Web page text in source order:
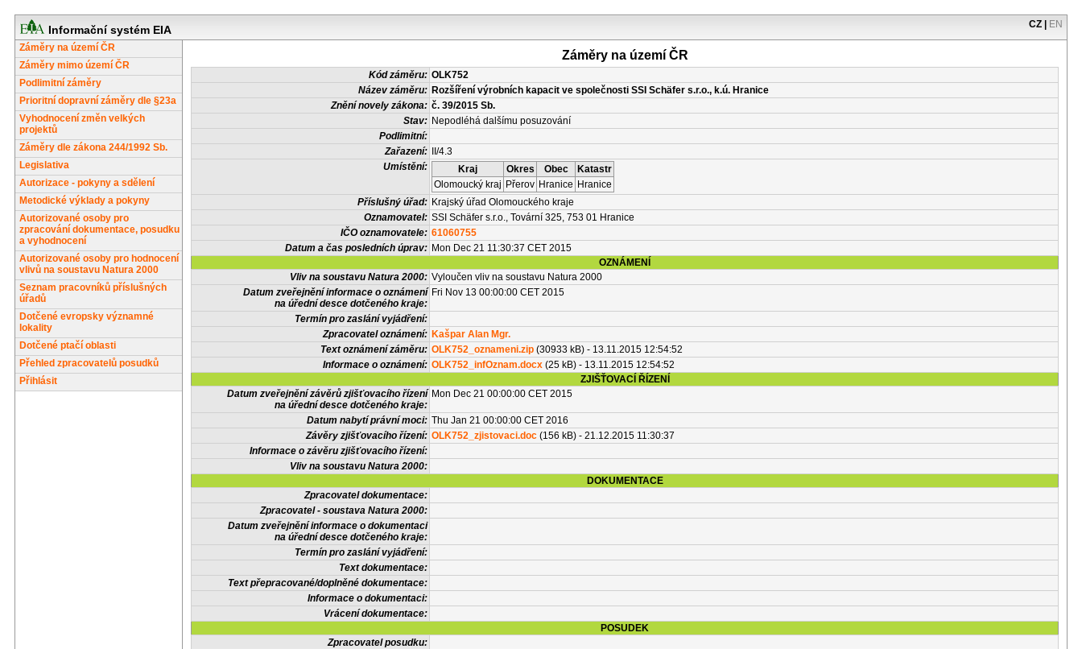
Informační systém EIA CZ EN
Záměry na území ČR
Záměry mimo území ČR
Podlimitní záměry
Prioritní dopravní záměry dle §23a
Vyhodnocení změn velkých
projektů
Záměry dle zákona 244/1992 Sb.
Legislativa
Autorizace - pokyny a sdělení
Metodické výklady a pokyny
Autorizované osoby pro
zpracování dokumentace, posudku
a vyhodnocení
Autorizované osoby pro hodnocení
vlivů na soustavu Natura 2000
Seznam pracovníků příslušných
úřadů
Dotčené evropsky významné
lokality
Dotčené ptačí oblasti
Přehled zpracovatelů posudků
Přihlásit
Záměry na území ČR
Kód záměru: OLK752
Název záměru: Rozšíření výrobních kapacit ve společnosti SSI Schäfer s.r.o., k.ú. Hranice
Znění novely zákona: č. 39/2015 Sb.
Stav: Nepodléhá dalšímu posuzování
Podlimitní:
Zařazení:
II/4.3
Umístění:
Kraj Okres Obec
Katastr
Olomoucký kraj Přerov Hranice Hranice
Příslušný úřad: Krajský úřad Olomouckého kraje
Oznamovatel: SSI Schäfer s.r.o., Tovární 325, 753 01 Hranice
IČO oznamovatele: 61060755
Datum a čas posledních úprav: Mon Dec 21 11:30:37 CET 2015
OZNÁMENÍ
Vliv na soustavu Natura 2000: Vyloučen vliv na soustavu Natura 2000
Datum zveřejnění informace o oznámení
na úřední desce dotčeného kraje:
Fri Nov 13 00:00:00 CET 2015
Termín pro zaslání vyjádření:
Zpracovatel oznámení: Kašpar Alan Mgr.
Text oznámení záměru: OLK752_oznameni.zip (30933 kB) - 13.11.2015 12:54:52
Informace o oznámení: OLK752_infOznam.docx (25 kB) - 13.11.2015 12:54:52
ZJIŠŤOVACÍ ŘÍZENÍ
Datum zveřejnění závěrů zjišťovacího řízení
na úřední desce dotčeného kraje:
Mon Dec 21 00:00:00 CET 2015
Datum nabytí právní moci: Thu Jan 21 00:00:00 CET 2016
Závěry zjišťovacího řízení: OLK752_zjistovaci.doc (156 kB) - 21.12.2015 11:30:37
Informace o závěru zjišťovacího řízení:
Vliv na soustavu Natura 2000:
DOKUMENTACE
Zpracovatel dokumentace:
Zpracovatel - soustava Natura 2000:
Datum zveřejnění informace o dokumentaci
na úřední desce dotčeného kraje:
Termín pro zaslání vyjádření:
Text dokumentace:
Text přepracované/doplněné dokumentace:
Informace o dokumentaci:
Vrácení dokumentace:
POSUDEK
Zpracovatel posudku: